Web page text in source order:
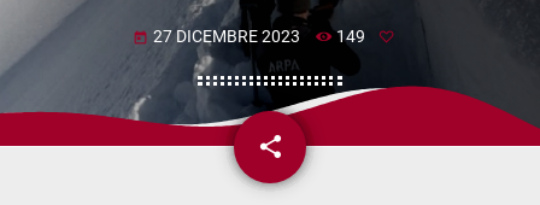
today 27 DICEMBRE 2023 149
share
email